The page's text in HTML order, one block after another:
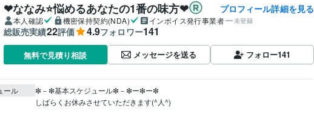
❤ななみ⭐悩めるあなたの1番の味方❤ プロフィール詳細を見る
本人確認 機密保持契約(NDA) インボイス発行事業者 未登録
総販売実績22評価 4.9フォロワー141
無料で見積り相談 メッセージを送る フォロー141
ール
❇－❇基本スケジュール❇－❇ー❇ー❇
しばらくお休みさせていただきます(^人^)